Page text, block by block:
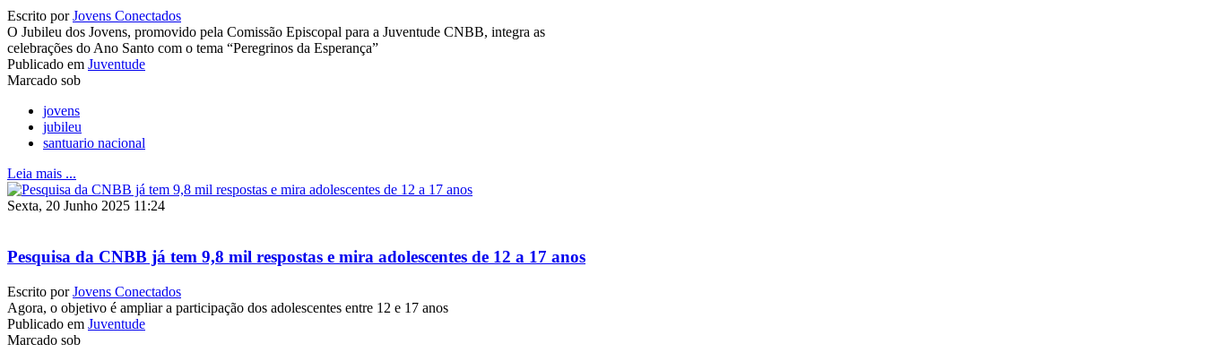
Escrito porJovens Conectados
O Jubileu dos Jovens, promovido pela Comissão Episcopal para a Juventude CNBB, integra as
celebrações do Ano Santo com o tema “Peregrinos da Esperança”
Publicado em Juventude
Marcado sob
jovens
jubileu
santuario nacional
Leia mais ...
Sexta, 20 Junho 2025 11:24
Pesquisa da CNBB já tem 9,8 mil respostas e mira adolescentes de 12 a 17 anos
Escrito porJovens Conectados
Agora, o objetivo é ampliar a participação dos adolescentes entre 12 e 17 anos
Publicado em Juventude
Marcado sob